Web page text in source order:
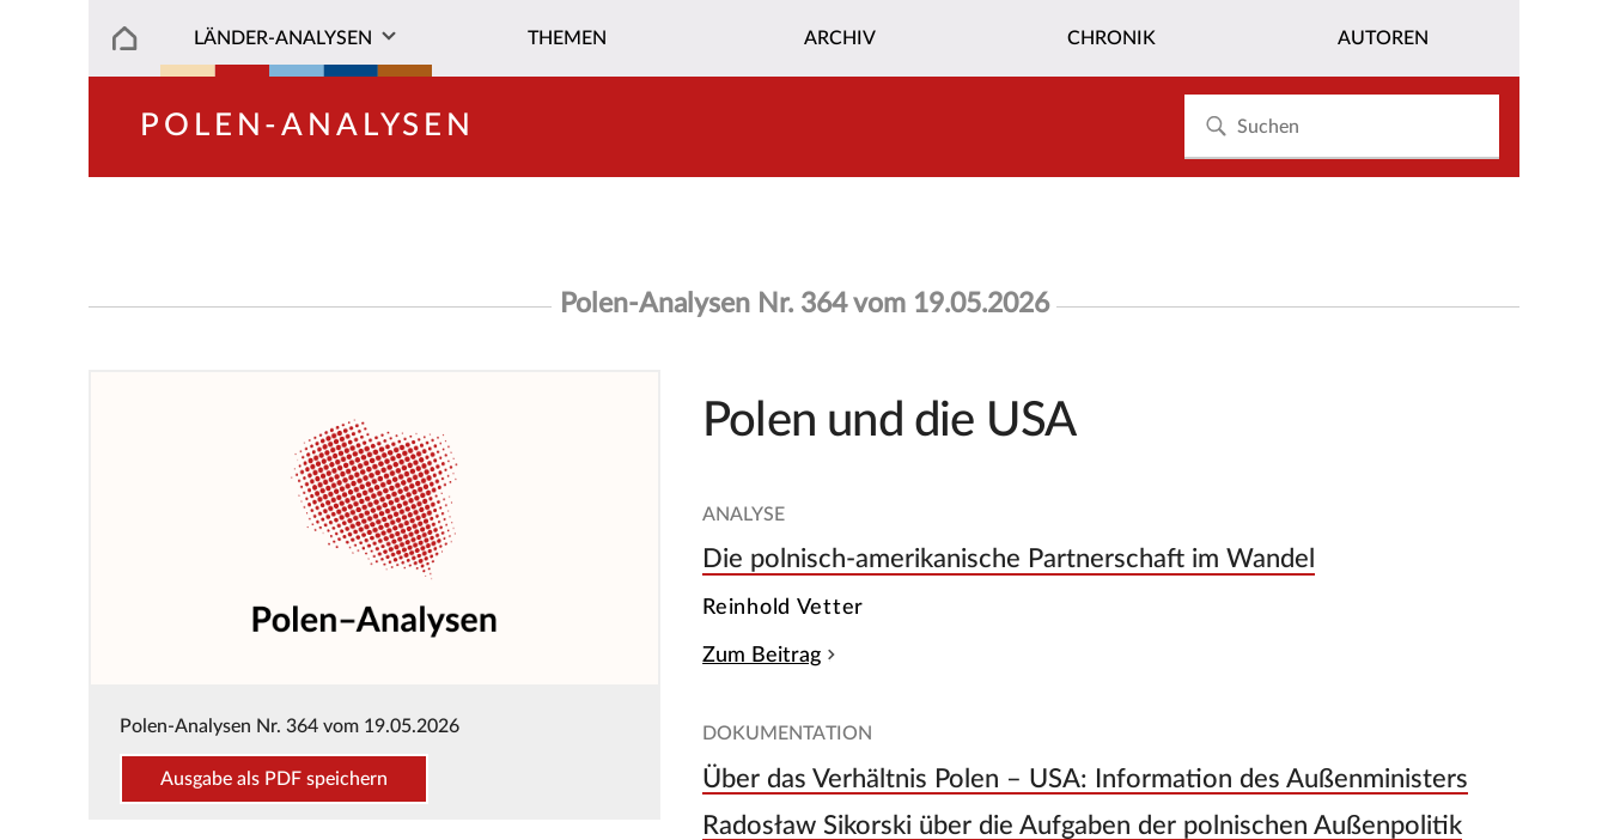
LÄNDER-ANALYSEN THEMEN ARCHIV CHRONIK AUTOREN
POLEN-ANALYSEN
Polen-Analysen Nr. 364 vom 19.05.2026
Polen-Analysen Nr. 364 vom 19.05.2026
Ausgabe als PDF speichern
Polen und die USA
ANALYSE
Die polnisch-amerikanische Partnerschaft im Wandel
Reinhold Vetter
Zum Beitrag
DOKUMENTATION
Über das Verhältnis Polen – USA: Information des Außenministers
Radosław Sikorski über die Aufgaben der polnischen Außenpolitik